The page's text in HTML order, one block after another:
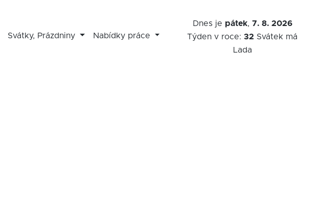
Svátky, Prázdniny Nabídky práce
Dnes je pátek, 7. 8. 2026
Týden v roce:32 Svátek má
Lada